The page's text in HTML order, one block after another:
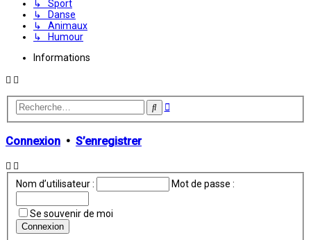
↳ Sport
↳ Danse
↳ Animaux
↳ Humour
Informations
Rechercher
Recherche
Connexion • S’enregistrer
Nom d’utilisateur : Mot de passe :
Se souvenir de moi